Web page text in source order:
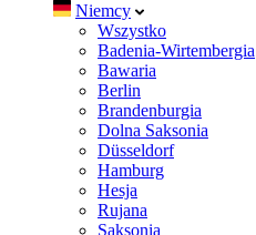
Niemcy
Wszystko
Badenia-Wirtembergia
Bawaria
Berlin
Brandenburgia
Dolna Saksonia
Düsseldorf
Hamburg
Hesja
Rujana
Saksonia